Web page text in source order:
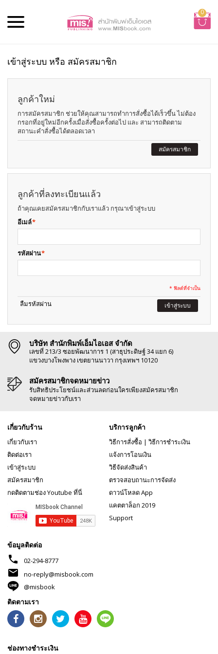
0
เข้าสู่ระบบ หรือ สมัครสมาชิก
ลูกค้าใหม่
การสมัครสมาชิก ช่วยให้คุณสามารถทำการสั่งซื้อได้เร็วขึ้น ไม่ต้อง
กรอกที่อยู่ใหม่อีกครั้งเมื่อสั่งซื้อครั้งต่อไป และ สามารถติดตาม
สถานะคำสั่งซื้อได้ตลอดเวลา
สมัครสมาชิก
ลูกค้าที่ลงทะเบียนแล้ว
ถ้าคุณเคยสมัครสมาชิกกับเราแล้ว กรุณาเข้าสู่ระบบ
*
อีเมล์
*
รหัสผ่าน
* ฟิลด์ที่จำเป็น
ลืมรหัสผ่าน เข้าสู่ระบบ
บริษัท สำนักพิมพ์เอ็มไอเอส จำกัด
เลขที่ 213/3 ซอยพัฒนาการ 1 (สาธุประดิษฐ์ 34 แยก 6)
แขวงบางโพงพาง เขตยานนาวา กรุงเทพฯ 10120
สมัครสมาชิกจดหมายข่าว
รับสิทธิประโยชน์และส่วนลดก่อนใครเพียงสมัครสมาชิก
จดหมายข่าวกับเรา
เกี่ยวกับร้าน
เกี่ยวกับเรา
ติดต่อเรา
เข้าสู่ระบบ
สมัครสมาชิก
กดติดตามช่อง Youtube ที่นี่
บริการลูกค้า
วิธีการสั่งซื้อ | วิธีการชำระเงิน
แจ้งการโอนเงิน
วิธีจัดส่งสินค้า
ตรวจสอบถานะการจัดส่ง
ดาวน์โหลด App
แคตตาล็อก 2019
Support
ข้อมูลติดต่อ
phone 02-294-8777
mail
no-reply@misbook.com
@misbook
ติดตามเรา
ช่องทางชำระเงิน